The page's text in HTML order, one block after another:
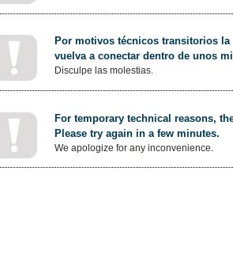
Por motivos técnicos transitorios
vuelva a conectar dentro de unos
Disculpe las molestias.
For temporary technical reasons,
Please try again in a few minutes.
We apologize for any inconvenience.